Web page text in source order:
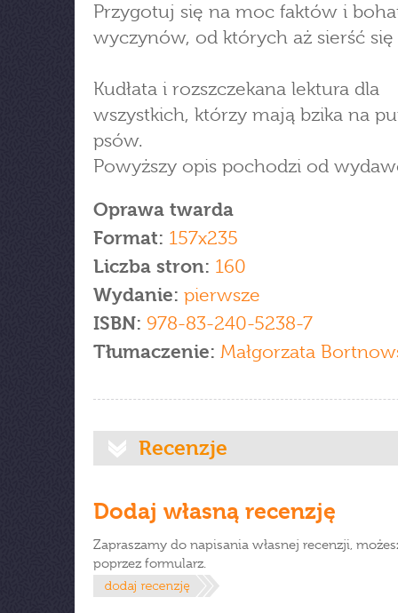
Przygotuj się na moc faktów i
wyczynów, od których aż sierść
Kudłata i rozszczekana lektura dla
wszystkich, którzy mają bzika na
psów.
Powyższy opis pochodzi od
Oprawa twarda
Format: 157x235
Liczba stron: 160
Wydanie: pierwsze
ISBN: 978-83-240-5238-7
Tłumaczenie: Małgorzata
Recenzje
Dodaj własną recenzję
Zapraszamy do napisania własnej recenzji,
poprzez formularz.